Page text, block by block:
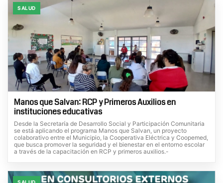
SALUD
Manos que Salvan: RCP y Primeros Auxilios en
instituciones educativas
Desde la Secretaría de Desarrollo Social y Participación Comunitaria
se está aplicando el programa Manos que Salvan, un proyecto
colaborativo entre el Municipio, la Cooperativa Eléctrica y Coopemed,
que busca promover la seguridad y el bienestar en el entorno escolar
a través de la capacitación en RCP y primeros auxilios.-